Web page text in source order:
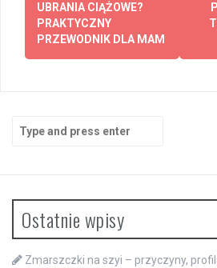
navigation
UBRANIA CIĄŻOWE?
PRAKTYCZNY
PRZEWODNIK DLA MAM
for:
Ostatnie wpisy
Zmarszczki na szyi – przyczyny,